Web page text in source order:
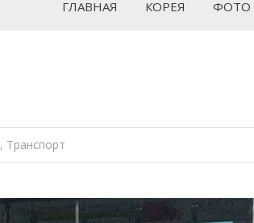
ГЛАВНАЯ КОРЕЯ ФОТО
, Транспорт